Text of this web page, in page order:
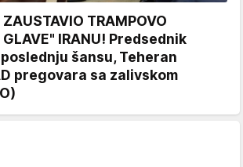
ZAUSTAVIO TRAMPOVO
GLAVE" IRANU! Predsednik
šansu, Teheran
pregovara sa zalivskom